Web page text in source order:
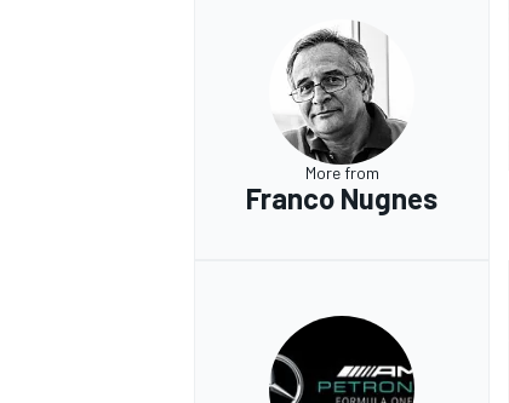
More from
Franco Nugnes